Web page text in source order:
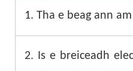
1. Tha e beag ann
2. Is e breiceadh